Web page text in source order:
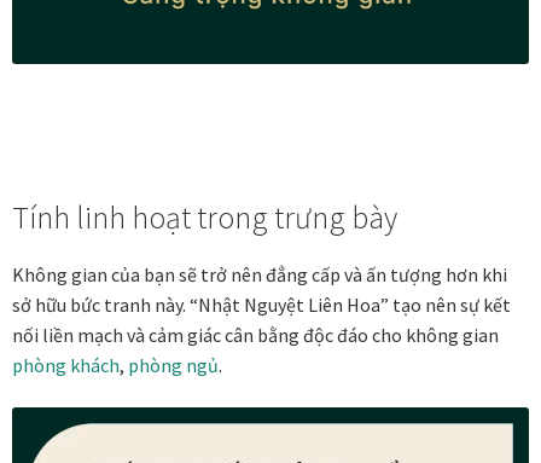
Quà Tết Doanh nghiệp 2026
Quy định khu vực giao hàng
Sản phẩm mới
Tài khoản
Tính linh hoạt trong trưng bày
Không gian của bạn sẽ trở nên đẳng cấp và ấn tượng hơn khi
sở hữu bức tranh này. “Nhật Nguyệt Liên Hoa” tạo nên sự kết
nối liền mạch và cảm giác cân bằng độc đáo cho không gian
phòng khách, phòng ngủ.